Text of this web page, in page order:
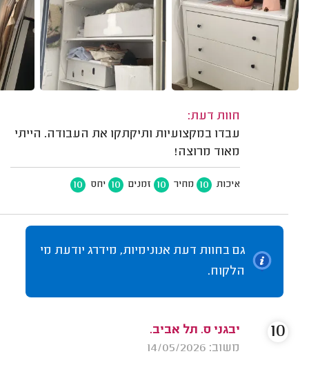
חוות דעת:
עבדו במקצועיות ותיקתקו את העבודה. הייתי
מאוד מרוצה!
איכות 10 מחיר 10 זמנים 10 יחס 10
גם בחוות דעת אנונימיות, מידרג יודעת מי
הלקוח.
יבגני ס. תל אביב.
משוב: 14/05/2026
10